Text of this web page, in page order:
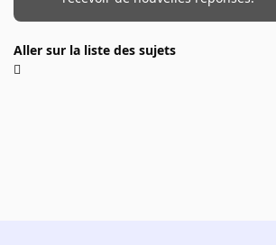
Aller sur la liste des sujets